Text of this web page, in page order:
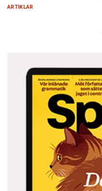
ARTIKLAR